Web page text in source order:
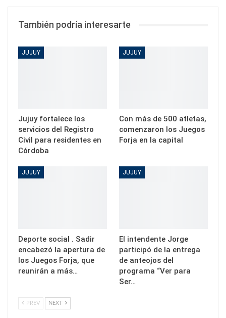
También podría interesarte
JUJUY
Jujuy fortalece los
servicios del Registro
Civil para residentes en
Córdoba
JUJUY
Con más de 500 atletas,
comenzaron los Juegos
Forja en la capital
JUJUY
Deporte social . Sadir
encabezó la apertura de
los Juegos Forja, que
reunirán a más…
JUJUY
El intendente Jorge
participó de la entrega
de anteojos del
programa “Ver para
Ser…
PREV NEXT